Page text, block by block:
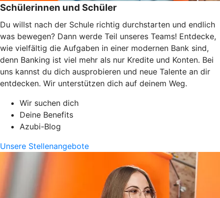
Schülerinnen und Schüler
Du willst nach der Schule richtig durchstarten und endlich
was bewegen? Dann werde Teil unseres Teams! Entdecke,
wie vielfältig die Aufgaben in einer modernen Bank sind,
denn Banking ist viel mehr als nur Kredite und Konten. Bei
uns kannst du dich ausprobieren und neue Talente an dir
entdecken. Wir unterstützen dich auf deinem Weg.
Wir suchen dich
Deine Benefits
Azubi-Blog
Unsere Stellenangebote